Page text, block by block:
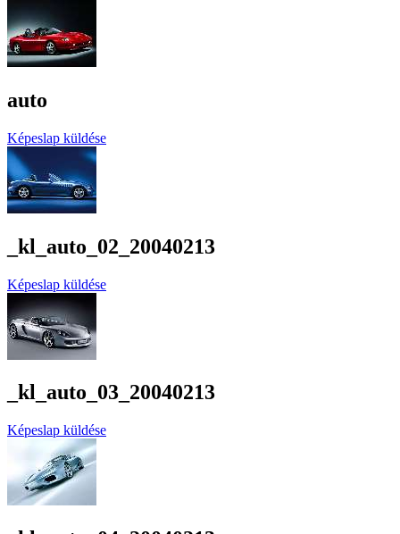
auto
Képeslap küldése
_kl_auto_02_20040213
Képeslap küldése
_kl_auto_03_20040213
Képeslap küldése